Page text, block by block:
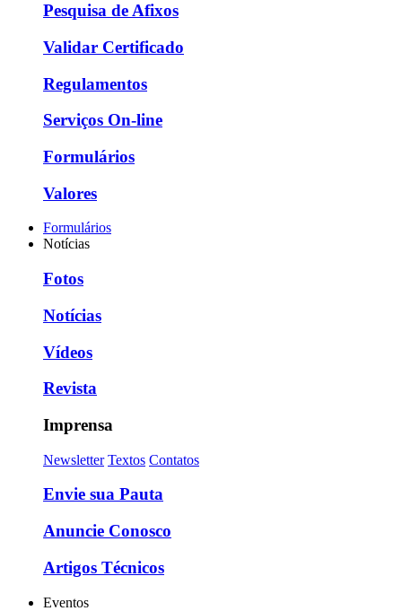
Pesquisa de Afixos
Validar Certificado
Regulamentos
Serviços On-line
Formulários
Valores
Formulários
Notícias
Fotos
Notícias
Vídeos
Revista
Imprensa
Newsletter Textos Contatos
Envie sua Pauta
Anuncie Conosco
Artigos Técnicos
Eventos